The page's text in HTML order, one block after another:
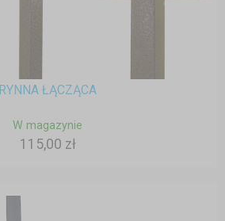
RYNNA ŁĄCZĄCA
W magazynie
115,00 zł